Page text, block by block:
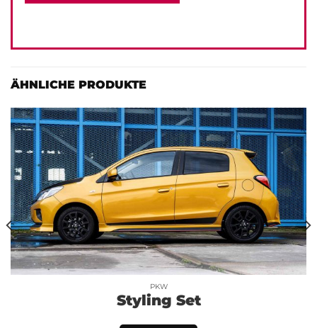
ÄHNLICHE PRODUKTE
PKW
Styling Set